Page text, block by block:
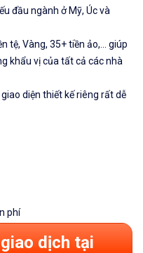
đầu ngành ở Mỹ, Úc và
tệ, Vàng, 35+ tiền ảo,... giúp
khẩu vị của tất cả các nhà
diện thiết kế riêng rất dễ
phí
dịch tại